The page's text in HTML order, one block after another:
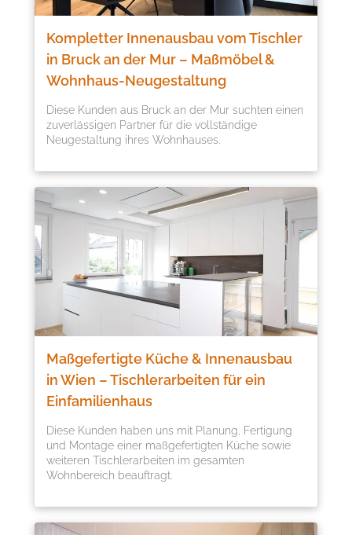
Kompletter Innenausbau vom Tischler
in Bruck an der Mur – Maßmöbel &
Wohnhaus-Neugestaltung
Diese Kunden aus Bruck an der Mur suchten einen
zuverlässigen Partner für die vollständige
Neugestaltung ihres Wohnhauses.
Maßgefertigte Küche & Innenausbau
in Wien – Tischlerarbeiten für ein
Einfamilienhaus
Diese Kunden haben uns mit Planung, Fertigung
und Montage einer maßgefertigten Küche sowie
weiteren Tischlerarbeiten im gesamten
Wohnbereich beauftragt.